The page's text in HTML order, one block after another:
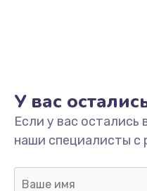
Замена/
У вас
Если у вас
наши специалисты с